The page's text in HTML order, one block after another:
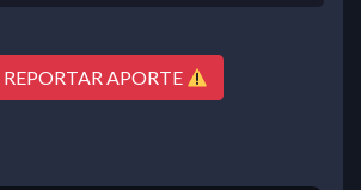
REPORTAR APORTE